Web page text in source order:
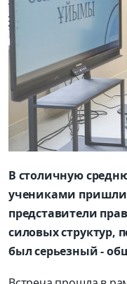
В столичную
учениками пришли
представители
силовых структур,
был серьезный -